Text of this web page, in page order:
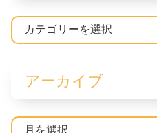
アーカイブ